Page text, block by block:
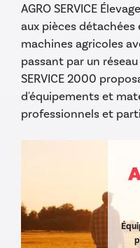
AGRO SERVICE
aux pièces
machines agricoles
passant par un
SERVICE 2000
d'équipements et
professionnels et